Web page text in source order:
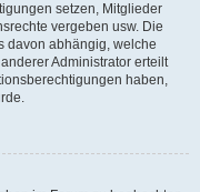
setzen, Mitglieder
vergeben usw. Die
davon abhängig, welche
Administrator erteilt
haben,